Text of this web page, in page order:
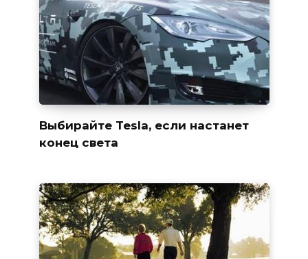
Выбирайте Tesla, если настанет
конец света